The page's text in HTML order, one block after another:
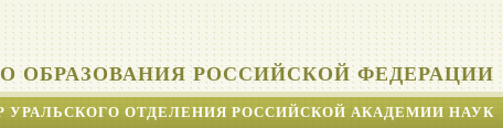
ОБРАЗОВАНИЯ РОССИЙСКОЙ ФЕДЕРАЦИИ
ОТДЕЛЕНИЯ РОССИЙСКОЙ АКАДЕМИИ НАУК